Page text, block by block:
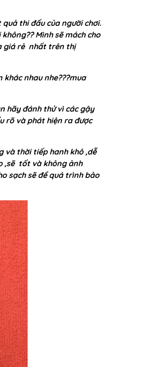
thi đấu của người chơi.
Mình sẽ mách cho
giá rẻ nhất trên thị
nhau nhe???mua
hãy đánh thử vì các gậy
rõ và phát hiện ra được
và thời tiếp hanh khô ,dễ
,sẽ tốt và không ảnh
sạch sẽ để quá trình bảo